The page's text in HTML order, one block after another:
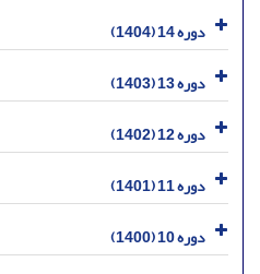
دوره 14 (1404)
دوره 13 (1403)
دوره 12 (1402)
دوره 11 (1401)
دوره 10 (1400)